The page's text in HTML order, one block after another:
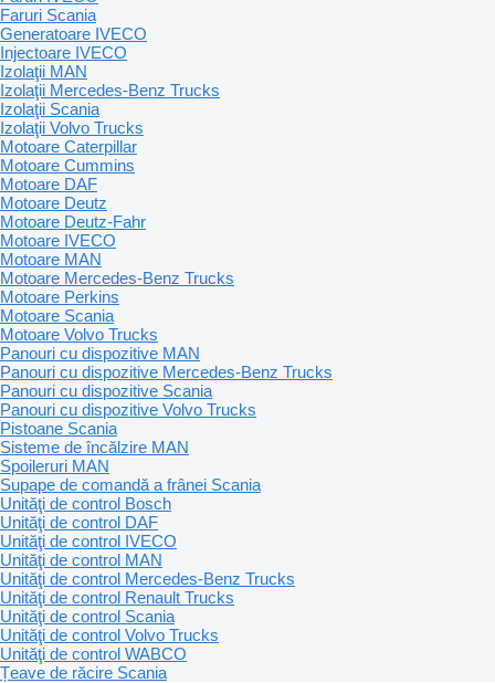
Faruri Scania
Generatoare IVECO
Injectoare IVECO
Izolaţii MAN
Izolaţii Mercedes-Benz Trucks
Izolaţii Scania
Izolaţii Volvo Trucks
Motoare Caterpillar
Motoare Cummins
Motoare DAF
Motoare Deutz
Motoare Deutz-Fahr
Motoare IVECO
Motoare MAN
Motoare Mercedes-Benz Trucks
Motoare Perkins
Motoare Scania
Motoare Volvo Trucks
Panouri cu dispozitive MAN
Panouri cu dispozitive Mercedes-Benz Trucks
Panouri cu dispozitive Scania
Panouri cu dispozitive Volvo Trucks
Pistoane Scania
Sisteme de încălzire MAN
Spoileruri MAN
Supape de comandă a frânei Scania
Unităţi de control Bosch
Unităţi de control DAF
Unităţi de control IVECO
Unităţi de control MAN
Unităţi de control Mercedes-Benz Trucks
Unităţi de control Renault Trucks
Unităţi de control Scania
Unităţi de control Volvo Trucks
Unităţi de control WABCO
Țeave de răcire Scania